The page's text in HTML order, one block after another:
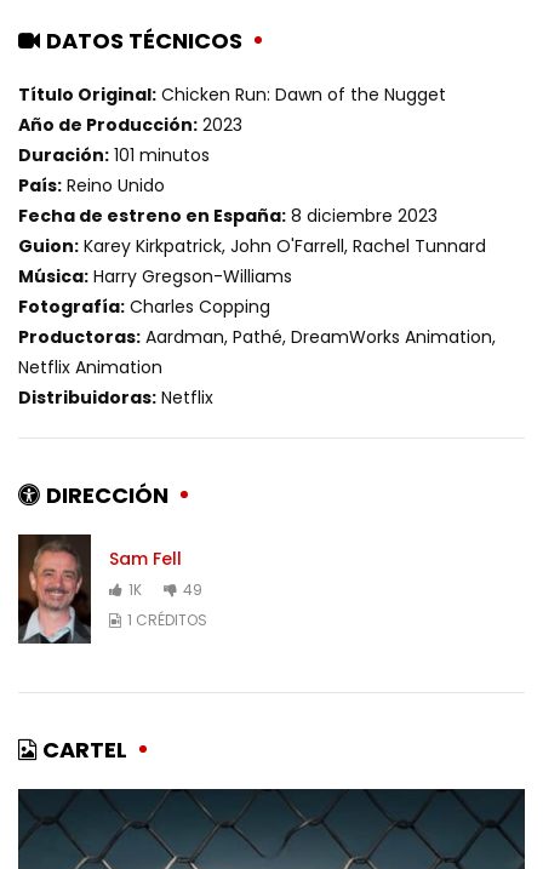
DATOS TÉCNICOS
Título Original: Chicken Run: Dawn of the Nugget
Año de Producción: 2023
Duración: 101 minutos
País: Reino Unido
Fecha de estreno en España: 8 diciembre 2023
Guion: Karey Kirkpatrick, John O'Farrell, Rachel Tunnard
Música: Harry Gregson-Williams
Fotografía: Charles Copping
Productoras: Aardman, Pathé, DreamWorks Animation,
Netflix Animation
Distribuidoras: Netflix
DIRECCIÓN
Sam Fell
1K
49
1 CRÉDITOS
CARTEL